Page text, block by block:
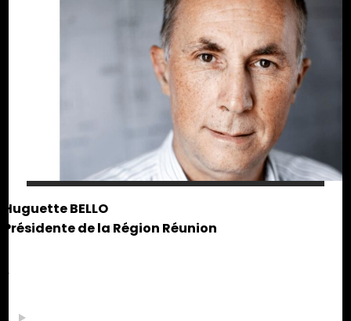
Huguette BELLO
Présidente de la Région Réunion